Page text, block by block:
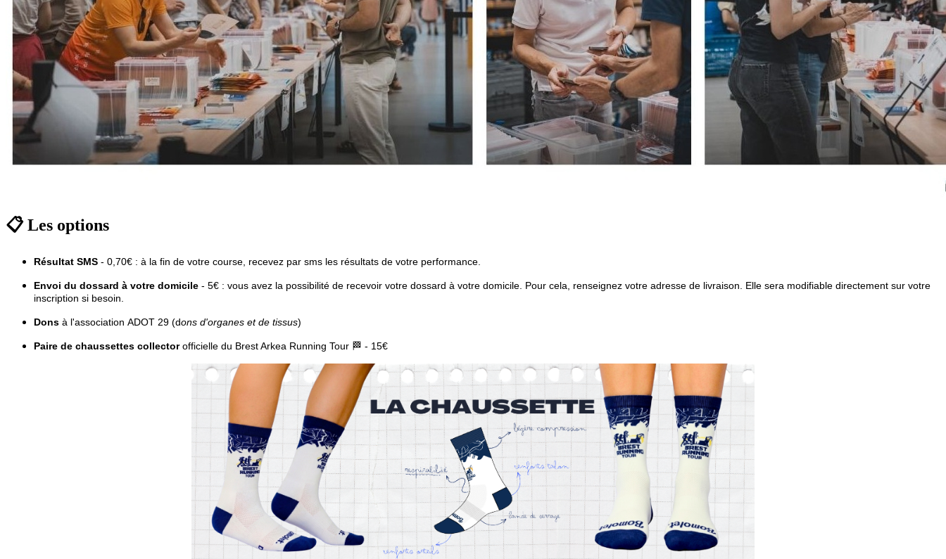
📋 Les options
Résultat SMS - 0,70€ : à la fin de votre course, recevez par sms les résultats de votre performance.
Envoi du dossard à votre domicile - 5€ : vous avez la possibilité de recevoir votre dossard à votre domicile. Pour cela, renseignez votre adresse de livraison. Elle sera modifiable directement sur votre
inscription si besoin.
Dons à l'association ADOT 29 (dons d'organes et de tissus)​
Paire de chaussettes collectorofficielle du Brest Arkea Running Tour 🏁 - 15€